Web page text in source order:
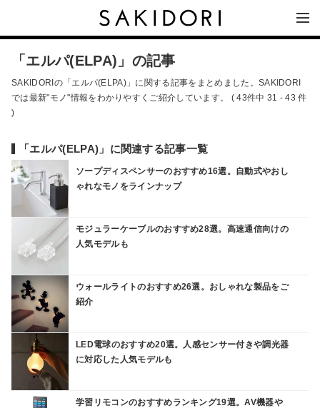
「エルパ(ELPA)」の記事
SAKIDORIの「エルパ(ELPA)」に関する記事をまとめました。SAKIDORI
では最新"モノ"情報をわかりやすくご紹介しています。 ( 43件中 31 - 43 件
)
「エルパ(ELPA)」に関連する記事一覧
ソープディスペンサーのおすすめ16選。自動式やおし
ゃれなモノをラインナップ
モジュラーケーブルのおすすめ28選。高速通信向けの
人気モデルも
ウォールライトのおすすめ26選。おしゃれな製品をご
紹介
LED電球のおすすめ20選。人感センサー付きや調光器
に対応した人気モデルも
学習リモコンのおすすめランキング19選。AV機器や